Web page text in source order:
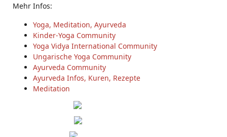
Mehr Infos:
Yoga, Meditation, Ayurveda
Kinder-Yoga Community
Yoga Vidya International Community
Ungarische Yoga Community
Ayurveda Community
Ayurveda Infos, Kuren, Rezepte
Meditation